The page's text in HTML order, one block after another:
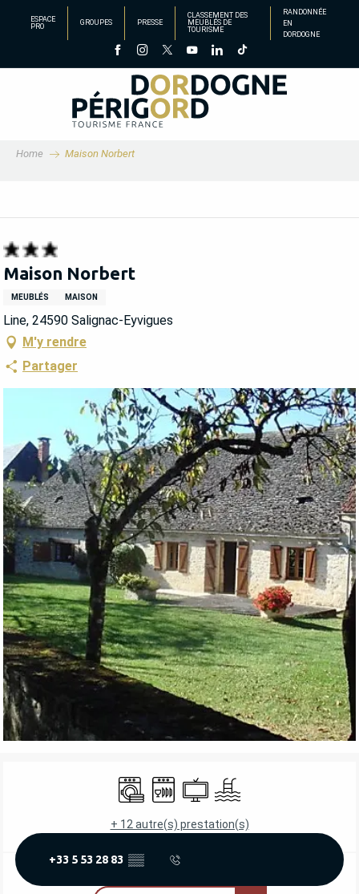
principal
ESPACE
PRO
GROUPES PRESSE
CLASSEMENT DES
MEUBLÉS DE
TOURISME
RANDONNÉE
EN
DORDOGNE
Home Maison Norbert
Maison Norbert
MEUBLÉS MAISON
Line, 24590 Salignac-Eyvigues
M'y rendre
Partager
OUVERTURE ET COORDONNÉES
Lave lingeLave vaisselle
Télévision
Piscine
+ 12 autre(s) prestation(s)
+33 5 53 28 83 ▒▒